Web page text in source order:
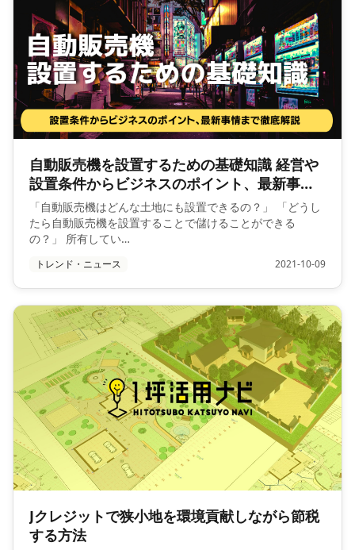
自動販売機を設置するための基礎知識 経営や
設置条件からビジネスのポイント、最新事情
まで徹底解説
「自動販売機はどんな土地にも設置できるの？」 「どうし
たら自動販売機を設置することで儲けることができる
の？」 所有してい…
トレンド・ニュース 2021-10-09
Jクレジットで狭小地を環境貢献しながら節税
する方法